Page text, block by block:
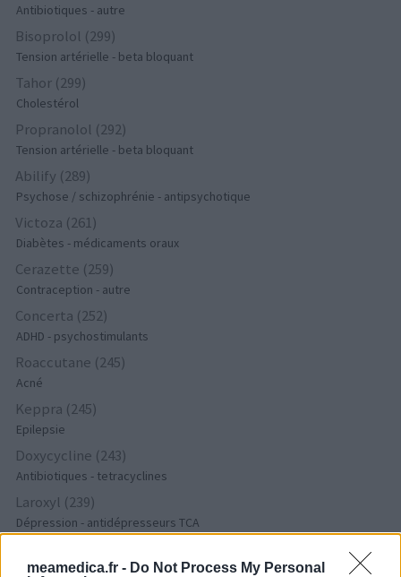
meamedica.fr - Do Not Process My Personal
Antibiotiques - autre
Bisoprolol (299)
Tension artérielle - beta bloquant
Tahor (299)
Cholestérol
Propranolol (292)
Tension artérielle - beta bloquant
Abilify (289)
Psychose / schizophrénie - antipsychotique
Victoza (261)
Diabètes - médicaments oraux
Cerazette (259)
Contraception - autre
Concerta (252)
ADHD - psychostimulants
Roaccutane (245)
Acné
Keppra (245)
Epilepsie
Doxycycline (243)
Antibiotiques - tetracyclines
Laroxyl (239)
Dépression - antidépresseurs TCA
Psychose / schizophrénie - antipsychotique